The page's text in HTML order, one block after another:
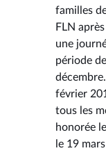
familles
FLN
une
période
février
tous les
honorée
le 19